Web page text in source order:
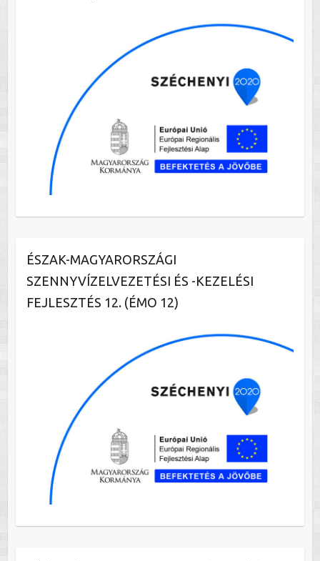
ÉSZAK-MAGYARORSZÁGI
SZENNYVÍZELVEZETÉSI ÉS -KEZELÉSI
FEJLESZTÉS 12. (ÉMO 12)